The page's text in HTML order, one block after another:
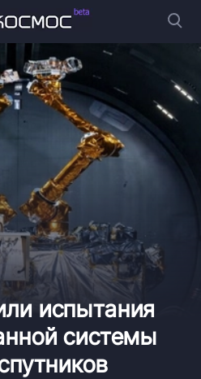
испытания
системы